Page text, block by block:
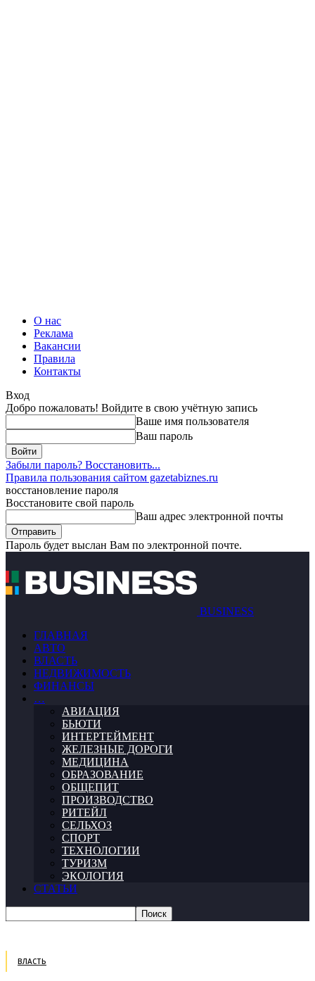
О нас
Реклама
Вакансии
Правила
Контакты
Вход
Добро пожаловать! Войдите в свою учётную запись
Ваше имя пользователя
Ваш пароль
Забыли пароль? Восстановить...
Правила пользования сайтом gazetabiznes.ru
восстановление пароля
Восстановите свой пароль
Ваш адрес электронной почты
Пароль будет выслан Вам по электронной почте.
BUSINESS
ГЛАВНАЯ
АВТО
ВЛАСТЬ
НЕДВИЖИМОСТЬ
ФИНАНСЫ
…
АВИАЦИЯ
БЬЮТИ
ИНТЕРТЕЙМЕНТ
ЖЕЛЕЗНЫЕ ДОРОГИ
МЕДИЦИНА
ОБРАЗОВАНИЕ
ОБЩЕПИТ
ПРОИЗВОДСТВО
РИТЕЙЛ
СЕЛЬХОЗ
СПОРТ
ТЕХНОЛОГИИ
ТУРИЗМ
ЭКОЛОГИЯ
СТАТЬИ
ВЛАСТЬ